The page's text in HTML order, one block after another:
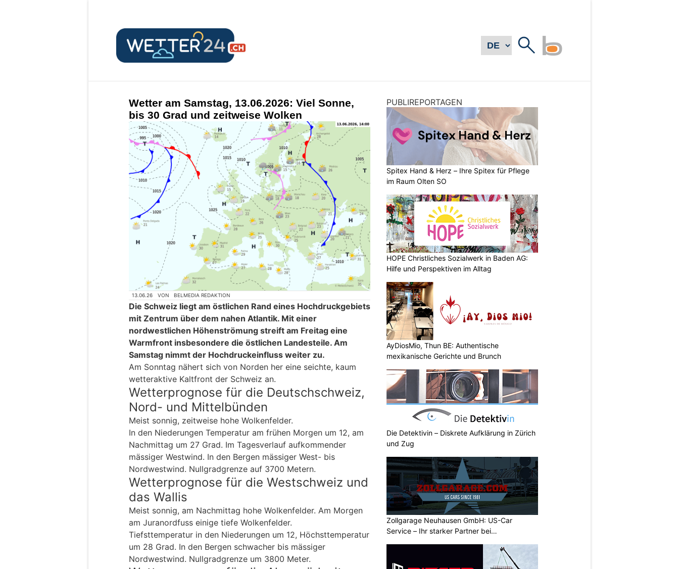
Wetter am Samstag, 13.06.2026: Viel Sonne,
bis 30 Grad und zeitweise Wolken
13.06.26 VON BELMEDIA REDAKTION
Die Schweiz liegt am östlichen Rand eines Hochdruckgebiets
mit Zentrum über dem nahen Atlantik. Mit einer
nordwestlichen Höhenströmung streift am Freitag eine
Warmfront insbesondere die östlichen Landesteile. Am
Samstag nimmt der Hochdruckeinfluss weiter zu.
Am Sonntag nähert sich von Norden her eine seichte, kaum
wetteraktive Kaltfront der Schweiz an.
Wetterprognose für die Deutschschweiz,
Nord- und Mittelbünden
Meist sonnig, zeitweise hohe Wolkenfelder.
In den Niederungen Temperatur am frühen Morgen um 12, am
Nachmittag um 27 Grad. Im Tagesverlauf aufkommender
mässiger Westwind. In den Bergen mässiger West- bis
Nordwestwind. Nullgradgrenze auf 3700 Metern.
Wetterprognose für die Westschweiz und
das Wallis
Meist sonnig, am Nachmittag hohe Wolkenfelder. Am Morgen
am Juranordfuss einige tiefe Wolkenfelder.
Tiefsttemperatur in den Niederungen um 12, Höchsttemperatur
um 28 Grad. In den Bergen schwacher bis mässiger
Nordwestwind. Nullgradgrenze um 3800 Meter.
PUBLIREPORTAGEN
Spitex Hand & Herz – Ihre Spitex für Pflege
im Raum Olten SO
HOPE Christliches Sozialwerk in Baden AG:
Hilfe und Perspektiven im Alltag
AyDiosMio, Thun BE: Authentische
mexikanische Gerichte und Brunch
Die Detektivin – Diskrete Aufklärung in Zürich
und Zug
Zollgarage Neuhausen GmbH: US-Car
Service – Ihr starker Partner bei